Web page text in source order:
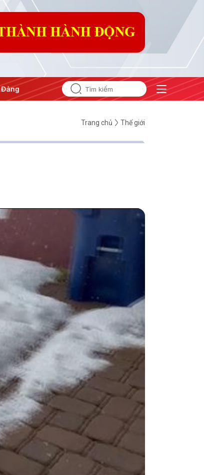
Trung ương 3
Trang chủ Thế giới